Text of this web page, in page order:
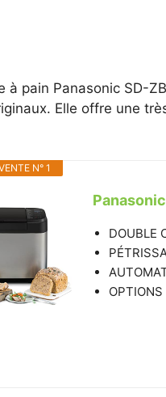
à pain Panasonic SD-
Elle offre une
N° 1
DOUBLE